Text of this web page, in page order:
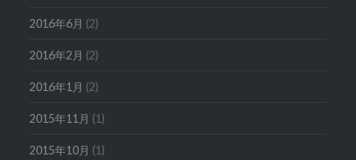
2016年6月 (2)
2016年2月 (2)
2016年1月 (2)
2015年11月 (1)
2015年10月 (1)